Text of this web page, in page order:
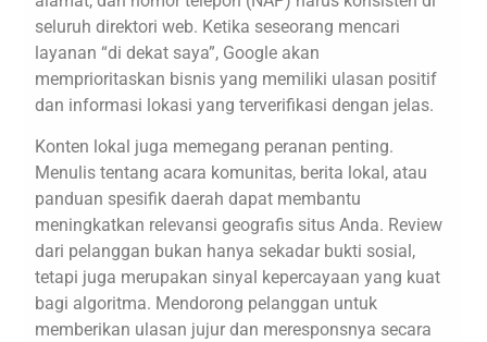
seluruh direktori web. Ketika seseorang mencari
layanan “di dekat saya”, Google akan
memprioritaskan bisnis yang memiliki ulasan positif
dan informasi lokasi yang terverifikasi dengan jelas.
Konten lokal juga memegang peranan penting.
Menulis tentang acara komunitas, berita lokal, atau
panduan spesifik daerah dapat membantu
meningkatkan relevansi geografis situs Anda. Review
dari pelanggan bukan hanya sekadar bukti sosial,
tetapi juga merupakan sinyal kepercayaan yang kuat
bagi algoritma. Mendorong pelanggan untuk
memberikan ulasan jujur dan meresponsnya secara